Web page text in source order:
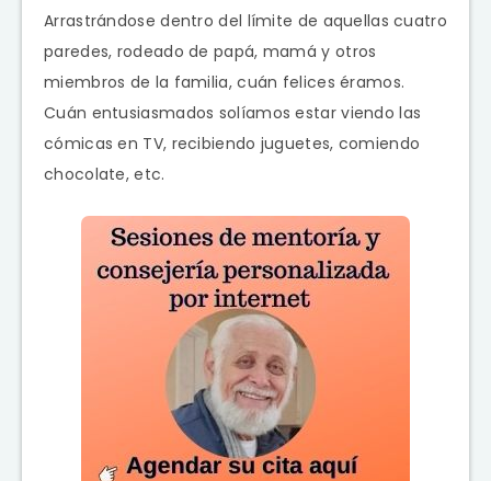
Arrastrándose dentro del límite de aquellas cuatro
paredes, rodeado de papá, mamá y otros
miembros de la familia, cuán felices éramos.
Cuán entusiasmados solíamos estar viendo las
cómicas en TV, recibiendo juguetes, comiendo
chocolate, etc.